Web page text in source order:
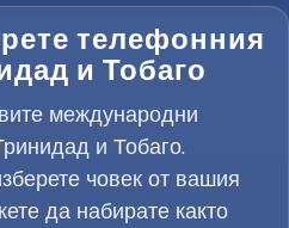
телефонния
и Тобаго
международни
и Тобаго.
човек от вашия
да набирате както